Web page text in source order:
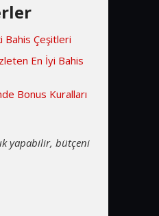
Bahis Çeşitleri
En İyi Bahis
Bonus Kuralları
yapabilir, bütçeni